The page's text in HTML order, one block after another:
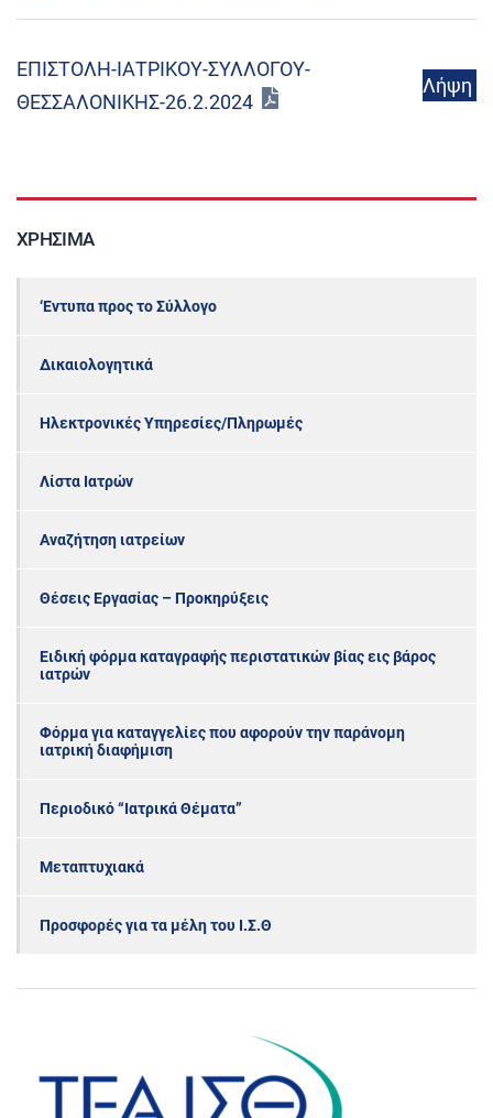
ΕΠΙΣΤΟΛΗ-ΙΑΤΡΙΚΟΥ-ΣΥΛΛΟΓΟΥ-
ΘΕΣΣΑΛΟΝΙΚΗΣ-26.2.2024
Λήψη
ΧΡΉΣΙΜΑ
‘Εντυπα προς το Σύλλογο
Δικαιολογητικά
Ηλεκτρονικές Υπηρεσίες/Πληρωμές
Λίστα Ιατρών
Αναζήτηση ιατρείων
Θέσεις Εργασίας – Προκηρύξεις
Ειδική φόρμα καταγραφής περιστατικών βίας εις βάρος
ιατρών
Φόρμα για καταγγελίες που αφορούν την παράνομη
ιατρική διαφήμιση
Περιοδικό “Ιατρικά Θέματα”
Μεταπτυχιακά
Προσφορές για τα μέλη του Ι.Σ.Θ